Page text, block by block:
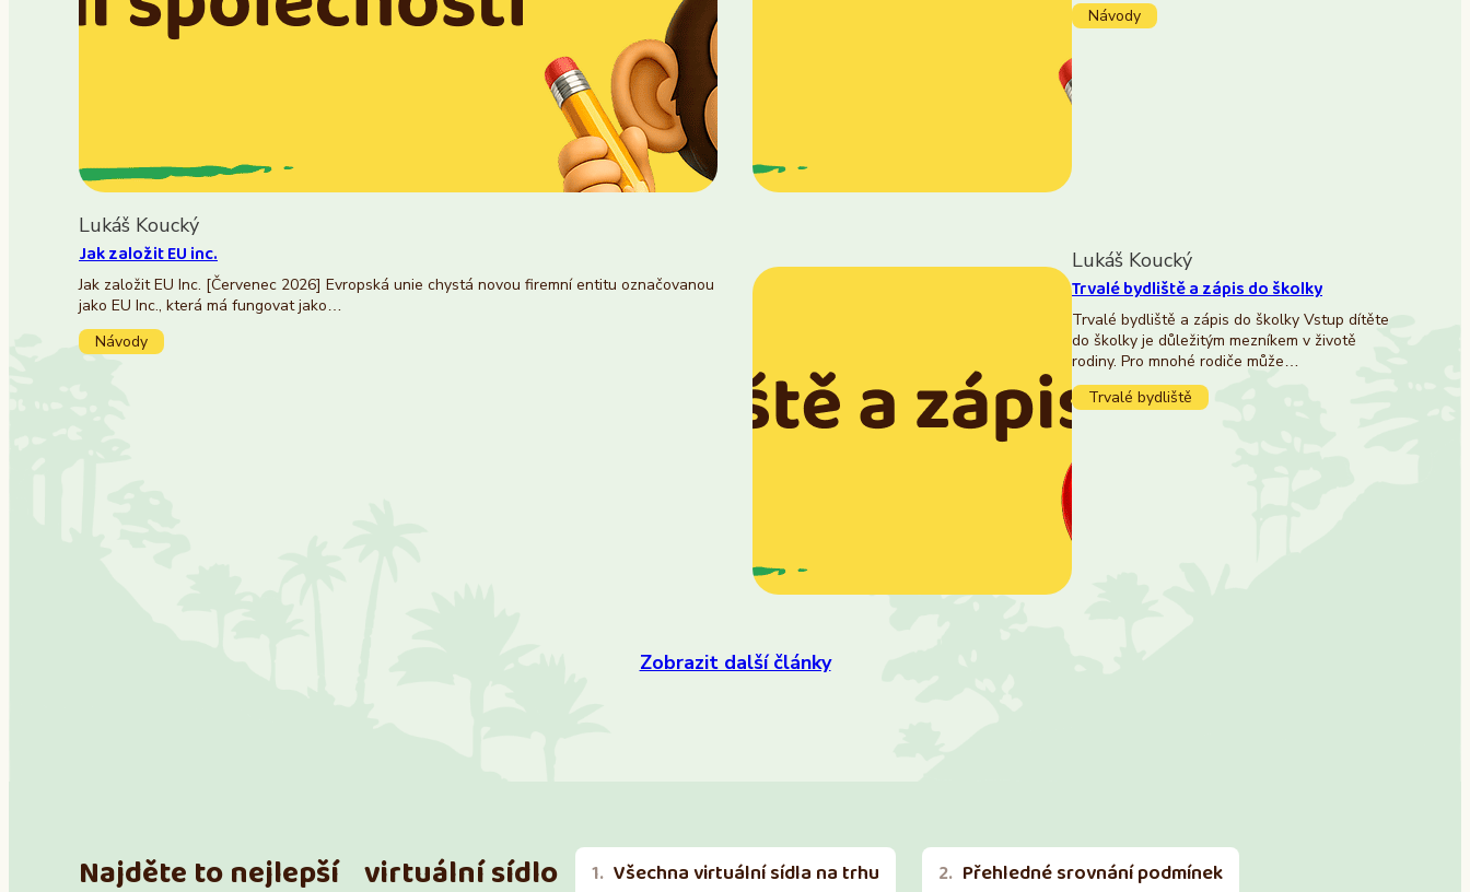
Lukáš Koucký
Jak založit EU inc.
Jak založit EU Inc. [Červenec 2026] Evropská unie chystá novou firemní entitu označovanou
jako EU Inc., která má fungovat jako…
Návody
Návody
Lukáš Koucký
Trvalé bydliště a zápis do školky
Trvalé bydliště a zápis do školky Vstup dítěte
do školky je důležitým mezníkem v životě
rodiny. Pro mnohé rodiče může…
Trvalé bydliště
Zobrazit další články
Najděte to nejlepší virtuální sídlo Všechna virtuální sídla na trhu Přehledné srovnání podmínek